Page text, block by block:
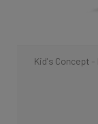
Kid's Concept -